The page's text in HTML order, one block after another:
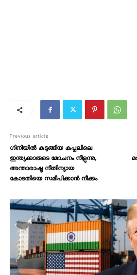
Previous article
ഗിനിയിൽ കുടുങ്ങിയ കപ്പലിലെ
ഇന്ത്യക്കാരുടെ മോചനം നീളുന്നു,
അന്താരാഷ്ട്ര നീതിന്യായ
കോടതിയെ സമീപിക്കാൻ നീക്കം